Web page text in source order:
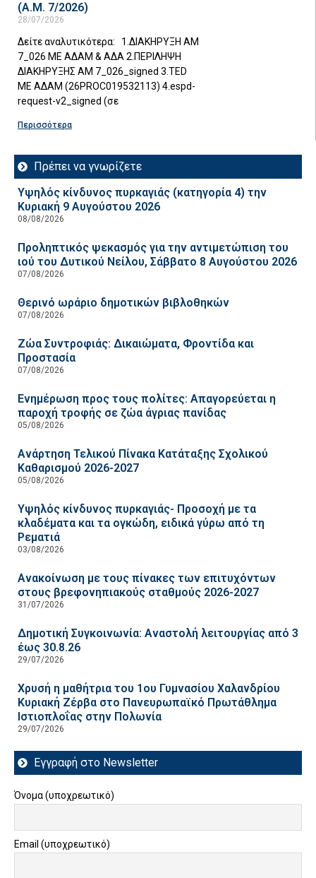
(Α.Μ. 7/2026)
28/07/2026
Δείτε αναλυτικότερα: 1.ΔΙΑΚΗΡΥΞΗ ΑΜ
7_026 ΜΕ ΑΔΑΜ & ΑΔΑ 2.ΠΕΡΙΛΗΨΗ
ΔΙΑΚΗΡΥΞΗΣ ΑΜ 7_026_signed 3.TED
ΜΕ ΑΔΑΜ (26PROC019532113) 4.espd-
request-v2_signed (σε
Περισσότερα
Πρέπει να γνωρίζετε
Υψηλός κίνδυνος πυρκαγιάς (κατηγορία 4) την
Κυριακή 9 Αυγούστου 2026
08/08/2026
Προληπτικός ψεκασμός για την αντιμετώπιση του
ιού του Δυτικού Νείλου, Σάββατο 8 Αυγούστου 2026
07/08/2026
Θερινό ωράριο δημοτικών βιβλοθηκών
07/08/2026
Ζώα Συντροφιάς: Δικαιώματα, Φροντίδα και
Προστασία
07/08/2026
Ενημέρωση προς τους πολίτες: Απαγορεύεται η
παροχή τροφής σε ζώα άγριας πανίδας
05/08/2026
Ανάρτηση Τελικού Πίνακα Κατάταξης Σχολικού
Καθαρισμού 2026-2027
05/08/2026
Υψηλός κίνδυνος πυρκαγιάς- Προσοχή με τα
κλαδέματα και τα ογκώδη, ειδικά γύρω από τη
Ρεματιά
03/08/2026
Ανακοίνωση με τους πίνακες των επιτυχόντων
στους βρεφονηπιακούς σταθμούς 2026-2027
31/07/2026
Δημοτική Συγκοινωνία: Αναστολή λειτουργίας από 3
έως 30.8.26
29/07/2026
Χρυσή η μαθήτρια του 1ου Γυμνασίου Χαλανδρίου
Κυριακή Ζέρβα στο Πανευρωπαϊκό Πρωτάθλημα
Ιστιοπλοΐας στην Πολωνία
29/07/2026
Εγγραφή στο Newsletter
Όνομα (υποχρεωτικό)
Email (υποχρεωτικό)